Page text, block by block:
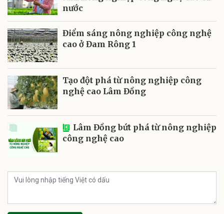
nước
Điểm sáng nông nghiệp công nghệ
cao ở Đam Rông 1
Tạo đột phá từ nông nghiệp công
nghệ cao Lâm Đồng
Lâm Đồng bứt phá từ nông nghiệp
công nghệ cao